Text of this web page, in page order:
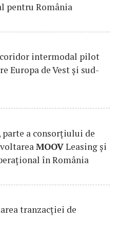
pentru România
coridor intermodal pilot
Europa de Vest și sud-
parte a consorțiului de
MOOVLeasing și
în România
tranzacției de